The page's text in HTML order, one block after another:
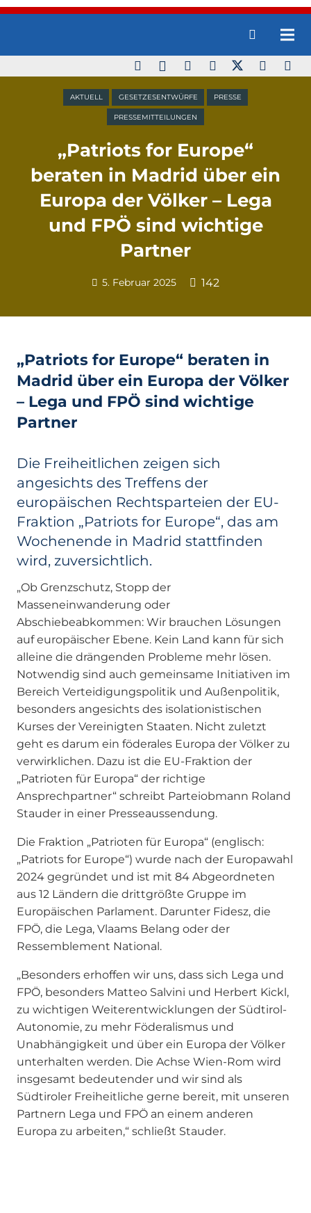
AKTUELL GESETZESENTWÜRFE PRESSE
PRESSEMITTEILUNGEN
„Patriots for Europe“
beraten in Madrid über ein
Europa der Völker – Lega
und FPÖ sind wichtige
Partner
5. Februar 2025 142
„Patriots for Europe“ beraten in
Madrid über ein Europa der Völker
– Lega und FPÖ sind wichtige
Partner
Die Freiheitlichen zeigen sich
angesichts des Treffens der
europäischen Rechtsparteien der EU-
Fraktion „Patriots for Europe“, das am
Wochenende in Madrid stattfinden
wird, zuversichtlich.
„Ob Grenzschutz, Stopp der
Masseneinwanderung oder
Abschiebeabkommen: Wir brauchen Lösungen
auf europäischer Ebene. Kein Land kann für sich
alleine die drängenden Probleme mehr lösen.
Notwendig sind auch gemeinsame Initiativen im
Bereich Verteidigungspolitik und Außenpolitik,
besonders angesichts des isolationistischen
Kurses der Vereinigten Staaten. Nicht zuletzt
geht es darum ein föderales Europa der Völker zu
verwirklichen. Dazu ist die EU-Fraktion der
„Patrioten für Europa“ der richtige
Ansprechpartner“ schreibt Parteiobmann Roland
Stauder in einer Presseaussendung.
Die Fraktion „Patrioten für Europa“ (englisch:
„Patriots for Europe“) wurde nach der Europawahl
2024 gegründet und ist mit 84 Abgeordneten
aus 12 Ländern die drittgrößte Gruppe im
Europäischen Parlament. Darunter Fidesz, die
FPÖ, die Lega, Vlaams Belang oder der
Ressemblement National.
„Besonders erhoffen wir uns, dass sich Lega und
FPÖ, besonders Matteo Salvini und Herbert Kickl,
zu wichtigen Weiterentwicklungen der Südtirol-
Autonomie, zu mehr Föderalismus und
Unabhängigkeit und über ein Europa der Völker
unterhalten werden. Die Achse Wien-Rom wird
insgesamt bedeutender und wir sind als
Südtiroler Freiheitliche gerne bereit, mit unseren
Partnern Lega und FPÖ an einem anderen
Europa zu arbeiten,“ schließt Stauder.